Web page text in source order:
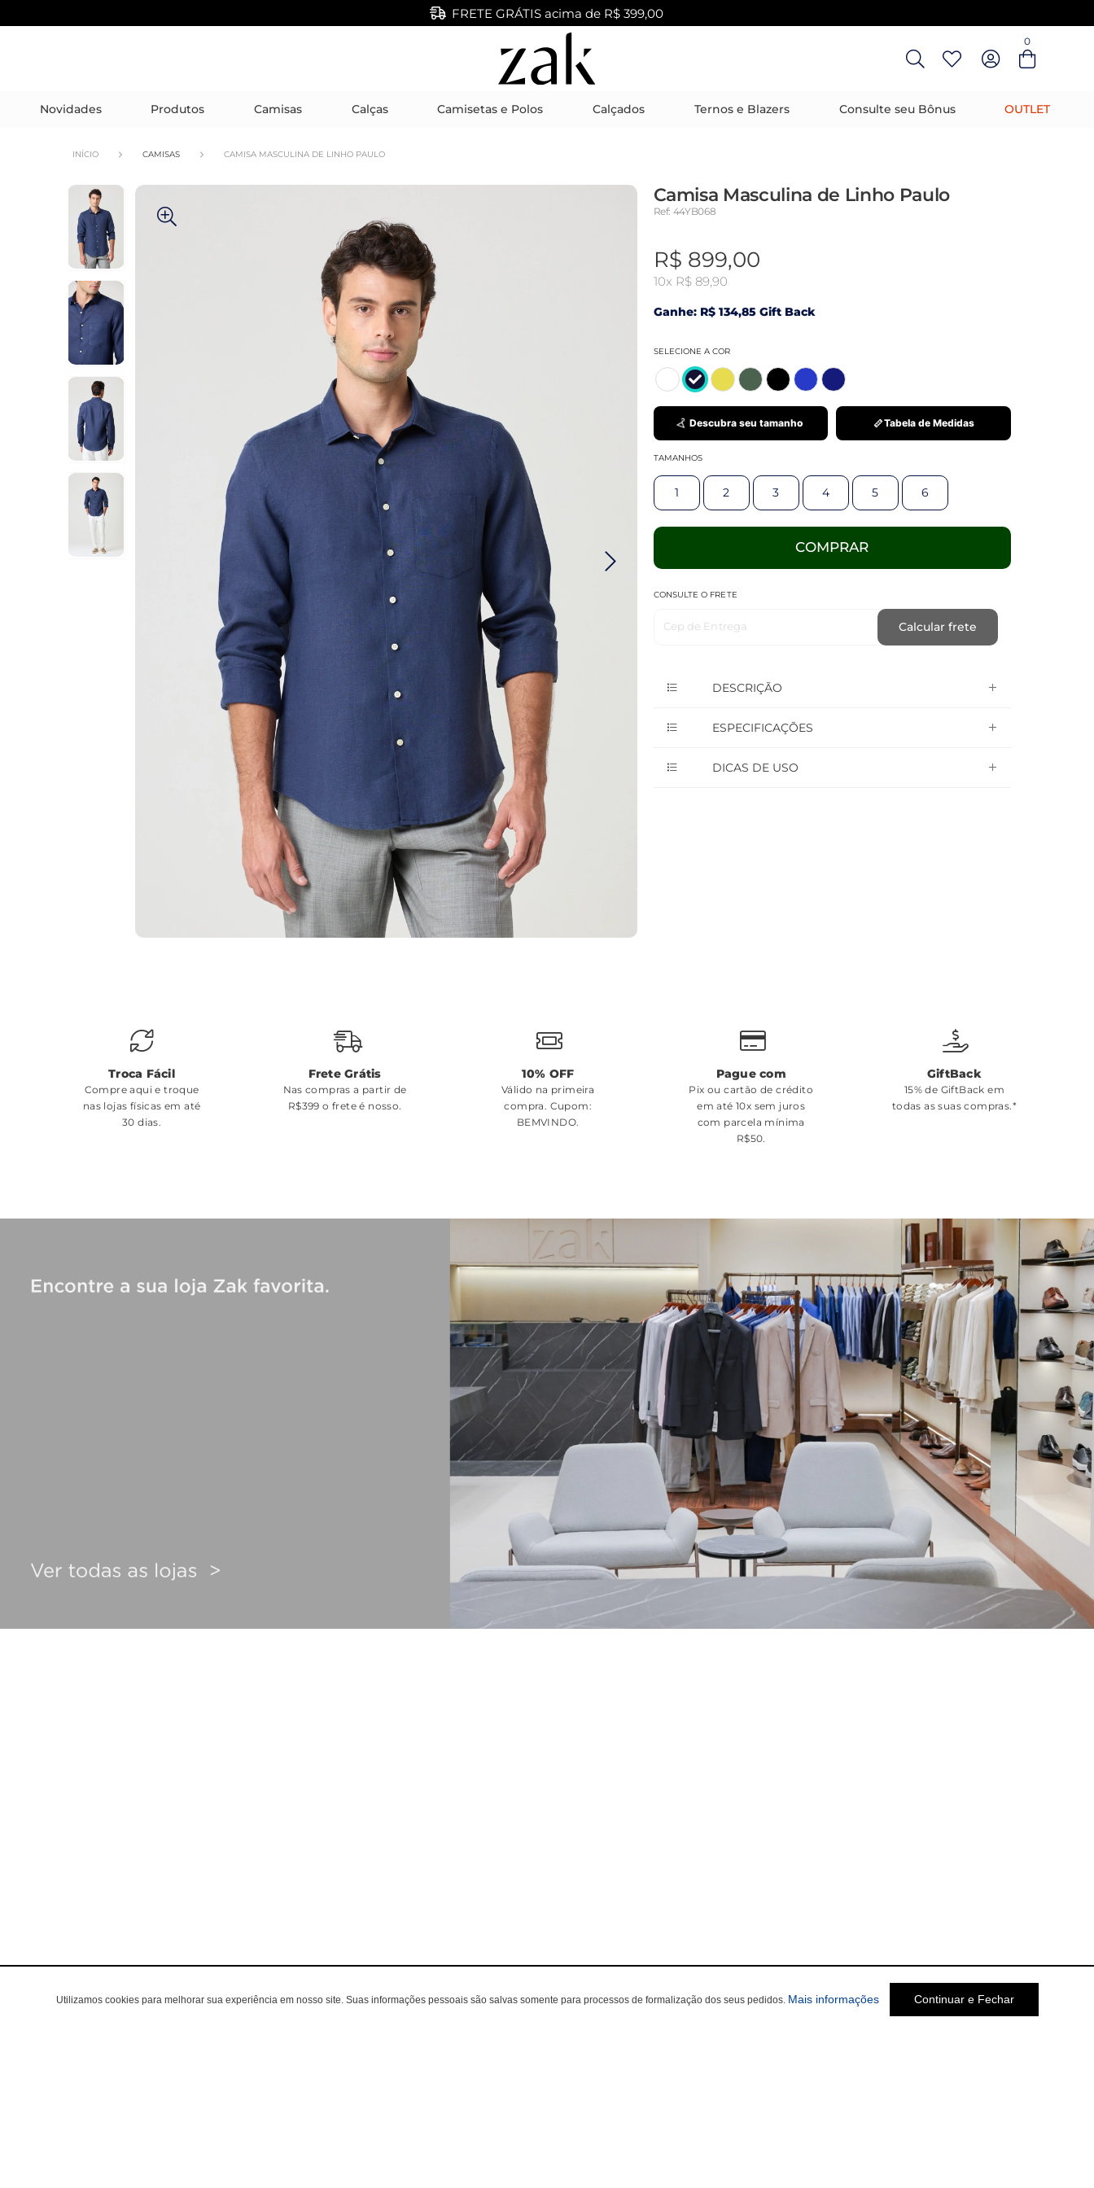
Entre com email ou cpf/cnpj
FRETE GRÁTIS acima de R$ 399,00
0
Novidades Produtos Camisas Calças Camisetas e Polos Calçados Ternos e Blazers Consulte seu Bônus OUTLET
INÍCIO CAMISAS CAMISA MASCULINA DE LINHO PAULO
Camisa Masculina de Linho Paulo
Ref: 44YB068
R$ 899,00
10x R$ 89,90
Ganhe: R$ 134,85 Gift Back
SELECIONE A COR
Descubra seu tamanho Tabela de Medidas
TAMANHOS
1 2 3 4 5 6
COMPRAR
CONSULTE O FRETE
Cep de Entrega Calcular frete
DESCRIÇÃO
ESPECIFICAÇÕES
DICAS DE USO
Troca Fácil
Compre aqui e troque
nas lojas físicas em até
30 dias.
Frete Grátis
Nas compras a partir de
R$399 o frete é nosso.
10% OFF
Válido na primeira
compra. Cupom:
BEMVINDO.
Pague com
Pix ou cartão de crédito
em até 10x sem juros
com parcela mínima
R$50.
GiftBack
15% de GiftBack em
todas as suas compras.*
Utilizamos cookies para melhorar sua experiência em nosso site. Suas informações pessoais são salvas somente para processos de formalização dos seus pedidos. Mais informações Continuar e Fechar